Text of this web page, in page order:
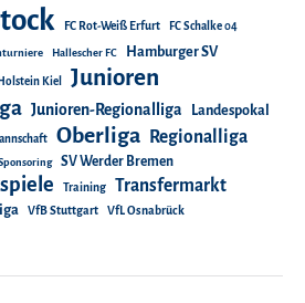
FC Rot-Weiß Erfurt FC Schalke 04
Hallescher FC Hamburger SV
Holstein Kiel Junioren
Junioren-Regionalliga
Landespokal
Oberliga Regionalliga
SV Werder Bremen
Training Transfermarkt
VfB Stuttgart VfL Osnabrück